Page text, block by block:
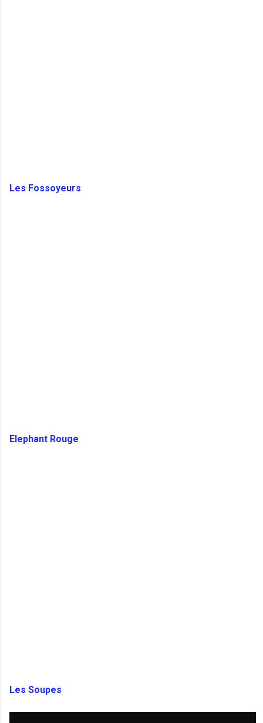
Les Fossoyeurs
Elephant Rouge
Les Soupes